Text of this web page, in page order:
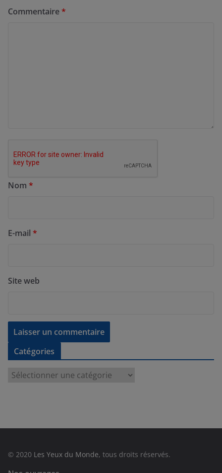
Commentaire*
Nom *
E-mail *
Site web
Catégories
© 2020 Les Yeux du Monde, tous droits réservés.